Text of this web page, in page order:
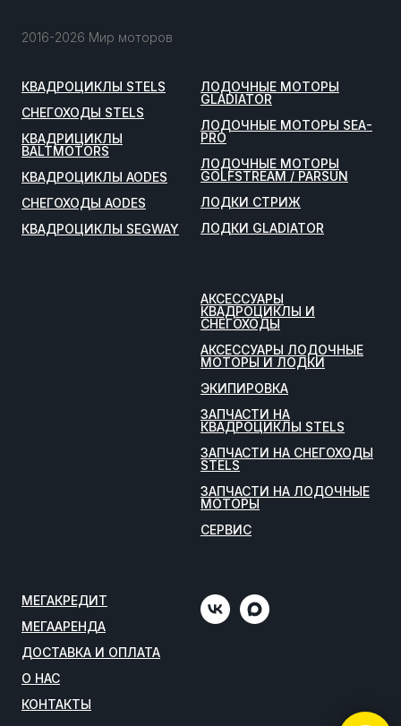
2016-2026 Мир моторов
КВАДРОЦИКЛЫ STELS
СНЕГОХОДЫ STELS
КВАДРИЦИКЛЫ
BALTMOTORS
КВАДРОЦИКЛЫ AODES
СНЕГОХОДЫ AODES
КВАДРОЦИКЛЫ SEGWAY
ЛОДОЧНЫЕ МОТОРЫ
GLADIATOR
ЛОДОЧНЫЕ МОТОРЫ SEA-
PRO
ЛОДОЧНЫЕ МОТОРЫ
GOLFSTREAM / PARSUN
ЛОДКИ СТРИЖ
ЛОДКИ GLADIATOR
АКСЕССУАРЫ
КВАДРОЦИКЛЫ И
СНЕГОХОДЫ
АКСЕССУАРЫ ЛОДОЧНЫЕ
МОТОРЫ И ЛОДКИ
ЭКИПИРОВКА
ЗАПЧАСТИ НА
КВАДРОЦИКЛЫ STELS
ЗАПЧАСТИ НА СНЕГОХОДЫ
STELS
ЗАПЧАСТИ НА ЛОДОЧНЫЕ
МОТОРЫ
СЕРВИС
МЕГАКРЕДИТ
МЕГААРЕНДА
ДОСТАВКА И ОПЛАТА
О НАС
КОНТАКТЫ